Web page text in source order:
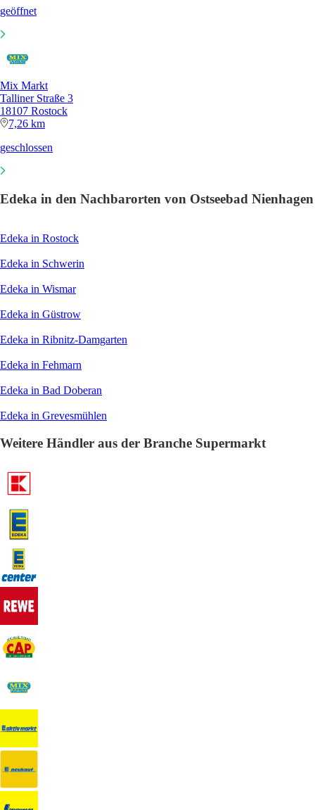
geöffnet
Mix Markt
Talliner Straße 3
18107 Rostock
7,26 km
geschlossen
Edeka in den Nachbarorten von Ostseebad Nienhagen
Edeka in Rostock
Edeka in Schwerin
Edeka in Wismar
Edeka in Güstrow
Edeka in Ribnitz-Damgarten
Edeka in Fehmarn
Edeka in Bad Doberan
Edeka in Grevesmühlen
Weitere Händler aus der Branche Supermarkt